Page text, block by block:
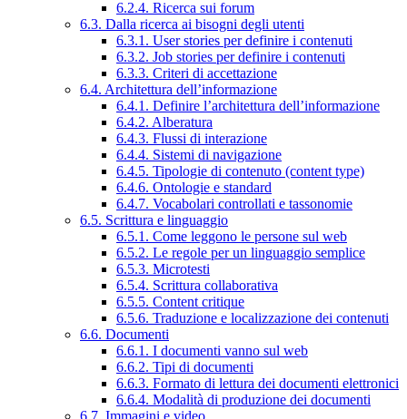
6.2.4. Ricerca sui forum
6.3. Dalla ricerca ai bisogni degli utenti
6.3.1. User stories per definire i contenuti
6.3.2. Job stories per definire i contenuti
6.3.3. Criteri di accettazione
6.4. Architettura dell’informazione
6.4.1. Definire l’architettura dell’informazione
6.4.2. Alberatura
6.4.3. Flussi di interazione
6.4.4. Sistemi di navigazione
6.4.5. Tipologie di contenuto (content type)
6.4.6. Ontologie e standard
6.4.7. Vocabolari controllati e tassonomie
6.5. Scrittura e linguaggio
6.5.1. Come leggono le persone sul web
6.5.2. Le regole per un linguaggio semplice
6.5.3. Microtesti
6.5.4. Scrittura collaborativa
6.5.5. Content critique
6.5.6. Traduzione e localizzazione dei contenuti
6.6. Documenti
6.6.1. I documenti vanno sul web
6.6.2. Tipi di documenti
6.6.3. Formato di lettura dei documenti elettronici
6.6.4. Modalità di produzione dei documenti
6.7. Immagini e video